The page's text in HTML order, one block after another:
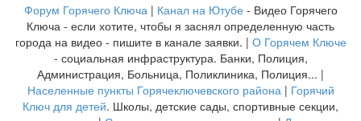
Форум Горячего Ключа | Канал на Ютубе - Видео Горячего
Ключа - если хотите, чтобы я заснял определенную часть
города на видео - пишите в канале заявки. | О Горячем Ключе
- социальная инфраструктура. Банки, Полиция,
Администрация, Больница, Поликлиника, Полиция... |
Населенные пункты Горячеключевского района | Горячий
Ключ для детей. Школы, детские сады, спортивные секции,